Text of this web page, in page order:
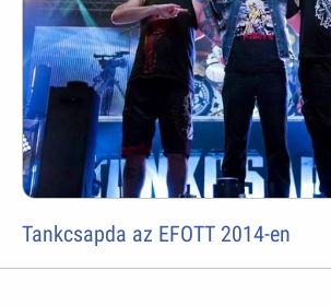
Tankcsapda az EFOTT 2014-en